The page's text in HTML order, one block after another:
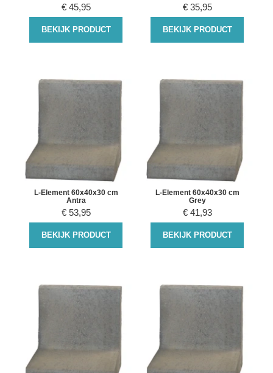
€ 45,95
BEKIJK PRODUCT
€ 35,95
BEKIJK PRODUCT
L-Element 60x40x30 cm
Antra
€ 53,95
BEKIJK PRODUCT
L-Element 60x40x30 cm
Grey
€ 41,93
BEKIJK PRODUCT